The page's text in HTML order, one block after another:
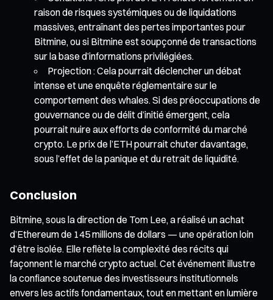
raison de risques systémiques ou de liquidations
massives, entraînant des pertes importantes pour
Bitmine, ou si Bitmine est soupçonné de transactions
sur la base d’informations privilégiées.
Projection : Cela pourrait déclencher un débat
intense et une enquête réglementaire sur le
comportement des whales. Si des préoccupations de
gouvernance ou de délit d’initié émergent, cela
pourrait nuire aux efforts de conformité du marché
crypto. Le prix de l’ETH pourrait chuter davantage,
sous l’effet de la panique et du retrait de liquidité.
Conclusion
Bitmine, sous la direction de Tom Lee, a réalisé un achat
d’Ethereum de 145 millions de dollars — une opération loin
d’être isolée. Elle reflète la complexité des récits qui
façonnent le marché crypto actuel. Cet événement illustre
la confiance soutenue des investisseurs institutionnels
envers les actifs fondamentaux, tout en mettant en lumière